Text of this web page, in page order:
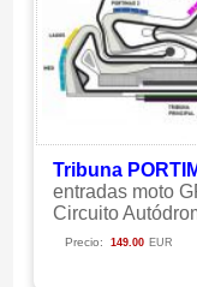
Tribuna
entradas moto
Circuito
Precio: 149.00 EUR